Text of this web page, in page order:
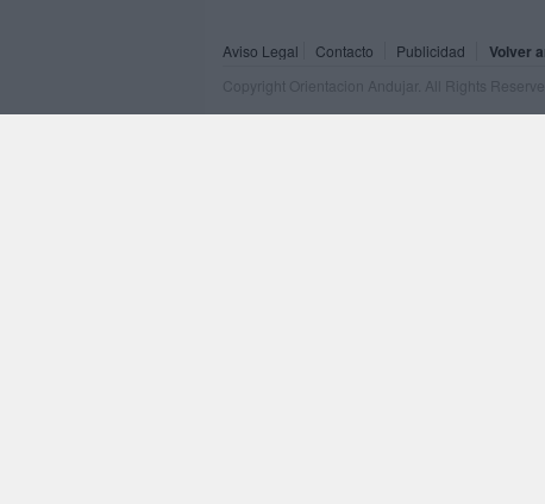
Aviso Legal Contacto Publicidad Volver